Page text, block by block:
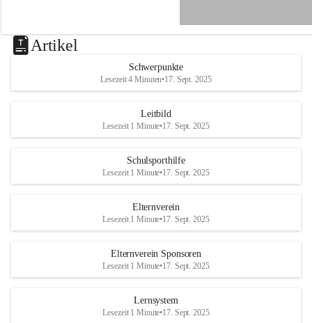
u
a
e
x
Artikel
Schwerpunkte
Lesezeit 4 Minuten•17. Sept. 2025
Leitbild
Lesezeit 1 Minute•17. Sept. 2025
Schulsporthilfe
Lesezeit 1 Minute•17. Sept. 2025
Elternverein
Lesezeit 1 Minute•17. Sept. 2025
Elternverein Sponsoren
Lesezeit 1 Minute•17. Sept. 2025
Lernsystem
Lesezeit 1 Minute•17. Sept. 2025